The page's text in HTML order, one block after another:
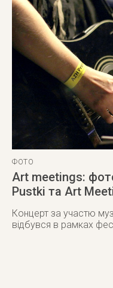
ФОТО
Art meetings:
Pustki та Art
Концерт за участю
відбувся в рамках